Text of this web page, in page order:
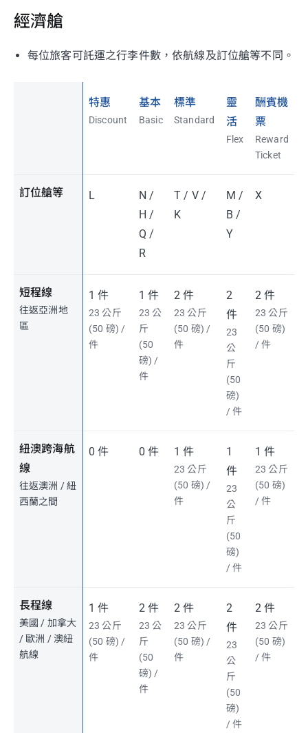
經濟艙
每位旅客可託運之行李件數，依航線及訂位艙等不同。
特惠
Discount
基本
Basic
標準
Standard
靈
活
Flex
酬賓機
票
Reward
Ticket
訂位艙等 L
N /
H /
Q /
R
T / V /
K
M /
B /
Y
X
短程線
往返亞洲地
區
1 件
23 公斤
(50 磅) /
件
1 件
23 公
斤
(50
磅) /
件
2 件
23 公斤
(50 磅) /
件
2
件
23
公
斤
(50
磅)
/ 件
2 件
23 公斤
(50 磅)
/ 件
紐澳跨海航
線
往返澳洲 / 紐
西蘭之間
0 件 0 件 1 件
23 公斤
(50 磅) /
件
1
件
23
公
斤
(50
磅)
/ 件
1 件
23 公斤
(50 磅)
/ 件
長程線
美國 / 加拿大
/ 歐洲 / 澳紐
航線
1 件
23 公斤
(50 磅) /
件
2 件
23 公
斤
(50
磅) /
件
2 件
23 公斤
(50 磅) /
件
2
件
23
公
斤
(50
磅)
/ 件
2 件
23 公斤
(50 磅)
/ 件